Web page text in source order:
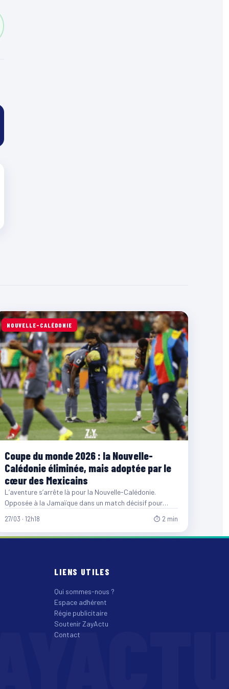
NOUVELLE-CALÉDONIE
Coupe du monde 2026 : la Nouvelle-
Calédonie éliminée, mais adoptée par le
cœur des Mexicains
L’aventure s’arrête là pour la Nouvelle-Calédonie.
Opposée à la Jamaïque dans un match décisif pour
27/03 · 12h18 ⏱ 2 min
LIENS UTILES
Qui sommes-nous ?
Espace adhérent
Régie publicitaire
Soutenir ZayActu
Contact